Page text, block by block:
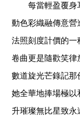
每當輕盈覆身
動色彩織融傳意營
法照刻度計價的一
卷曲更是隨歡笑律
數道旋光芒錄記那
她全華地捧場極以
升璀璨無比星致永